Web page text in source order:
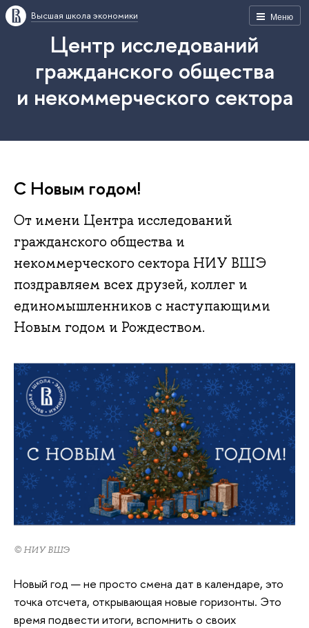
Меню
Высшая школа экономики
Центр исследований
гражданского общества
и некоммерческого сектора
С Новым годом!
От имени Центра исследований
гражданского общества и
некоммерческого сектора НИУ ВШЭ
поздравляем всех друзей, коллег и
единомышленников с наступающими
Новым годом и Рождеством.
© НИУ ВШЭ
Новый год — не просто смена дат в календаре, это
точка отсчета, открывающая новые горизонты. Это
время подвести итоги, вспомнить о своих